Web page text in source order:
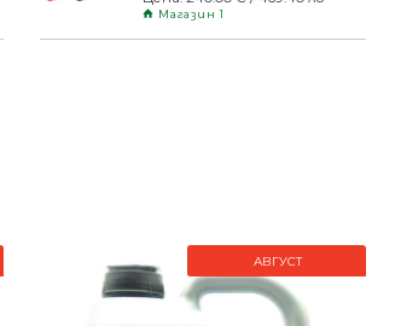
Магазин 1
АВГУСТ